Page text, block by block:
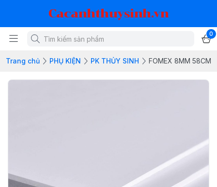
Cacanhthuysinh.vn
0
Trang chủ PHỤ KIỆN PK THỦY SINH FOMEX 8MM 58CM